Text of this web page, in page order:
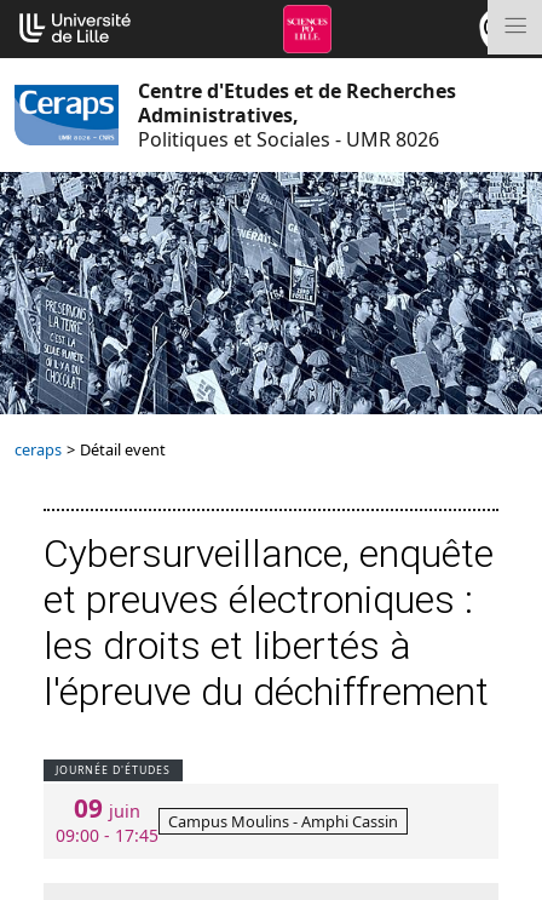
Aller
au
contenu
Centre d'Etudes et de Recherches
Administratives,
Politiques et Sociales - UMR 8026
ceraps > Détail event
Cybersurveillance, enquête
et preuves électroniques :
les droits et libertés à
l'épreuve du déchiffrement
JOURNÉE D'ÉTUDES
09 juin
09:00 - 17:45
Campus Moulins - Amphi Cassin
Cookies management panel